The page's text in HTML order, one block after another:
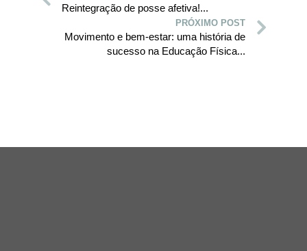
Reintegração de posse afetiva!...
PRÓXIMO POST
Movimento e bem-estar: uma história de
sucesso na Educação Física...